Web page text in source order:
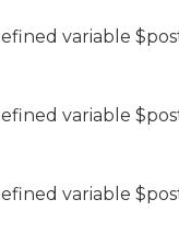
variable
variable
variable